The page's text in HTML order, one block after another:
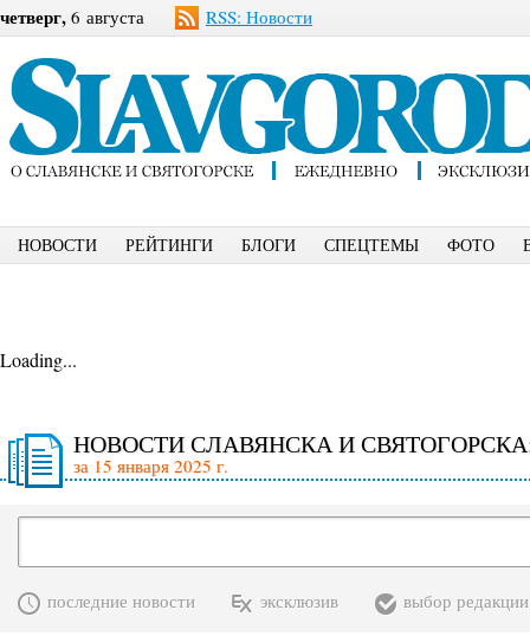
четверг, 6 августа RSS: Новости
НОВОСТИ РЕЙТИНГИ БЛОГИ СПЕЦТЕМЫ ФОТО
Loading...
НОВОСТИ СЛАВЯНСКА И
за 15 января 2025 г.
последние новости эксклюзив выбор редакции